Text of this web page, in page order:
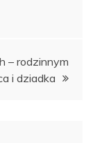
– rodzinnym
i dziadka